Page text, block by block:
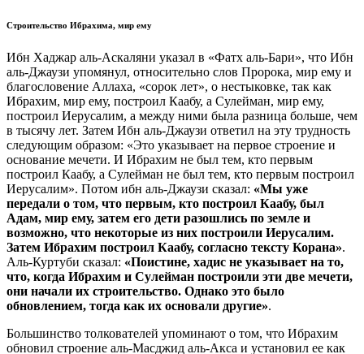
Строительство Ибрахима, мир ему
Ибн Хаджар аль-Аскаляни указал в «Фатх аль-Бари», что Ибн
аль-Джаузи упомянул, относительно слов Пророка, мир ему и
благословение Аллаха, «сорок лет», о нестыковке, так как
Ибрахим, мир ему, построил Каабу, а Сулейман, мир ему,
построил Иерусалим, а между ними была разница больше, чем
в тысячу лет. Затем Ибн аль-Джаузи ответил на эту трудность
следующим образом: «Это указывает на первое строение и
основание мечети. И Ибрахим не был тем, кто первым
построил Каабу, а Сулейман не был тем, кто первым построил
Иерусалим». Потом ибн аль-Джаузи сказал: «Мы уже
передали о том, что первым, кто построил Каабу, был
Адам, мир ему, затем его дети разошлись по земле и
возможно, что некоторые из них построили Иерусалим.
Затем Ибрахим построил Каабу, согласно тексту Корана».
Аль-Куртуби сказал: «Поистине, хадис не указывает на то,
что, когда Ибрахим и Сулейман построили эти две мечети,
они начали их строительство. Однако это было
обновлением, тогда как их основали другие».
Большинство толкователей упоминают о том, что Ибрахим
обновил строение аль-Масджид аль-Акса и установил ее как